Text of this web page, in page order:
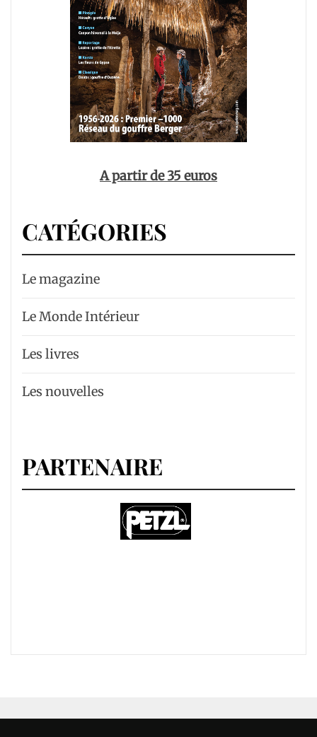
A partir de 35 euros
CATÉGORIES
Le magazine
Le Monde Intérieur
Les livres
Les nouvelles
PARTENAIRE